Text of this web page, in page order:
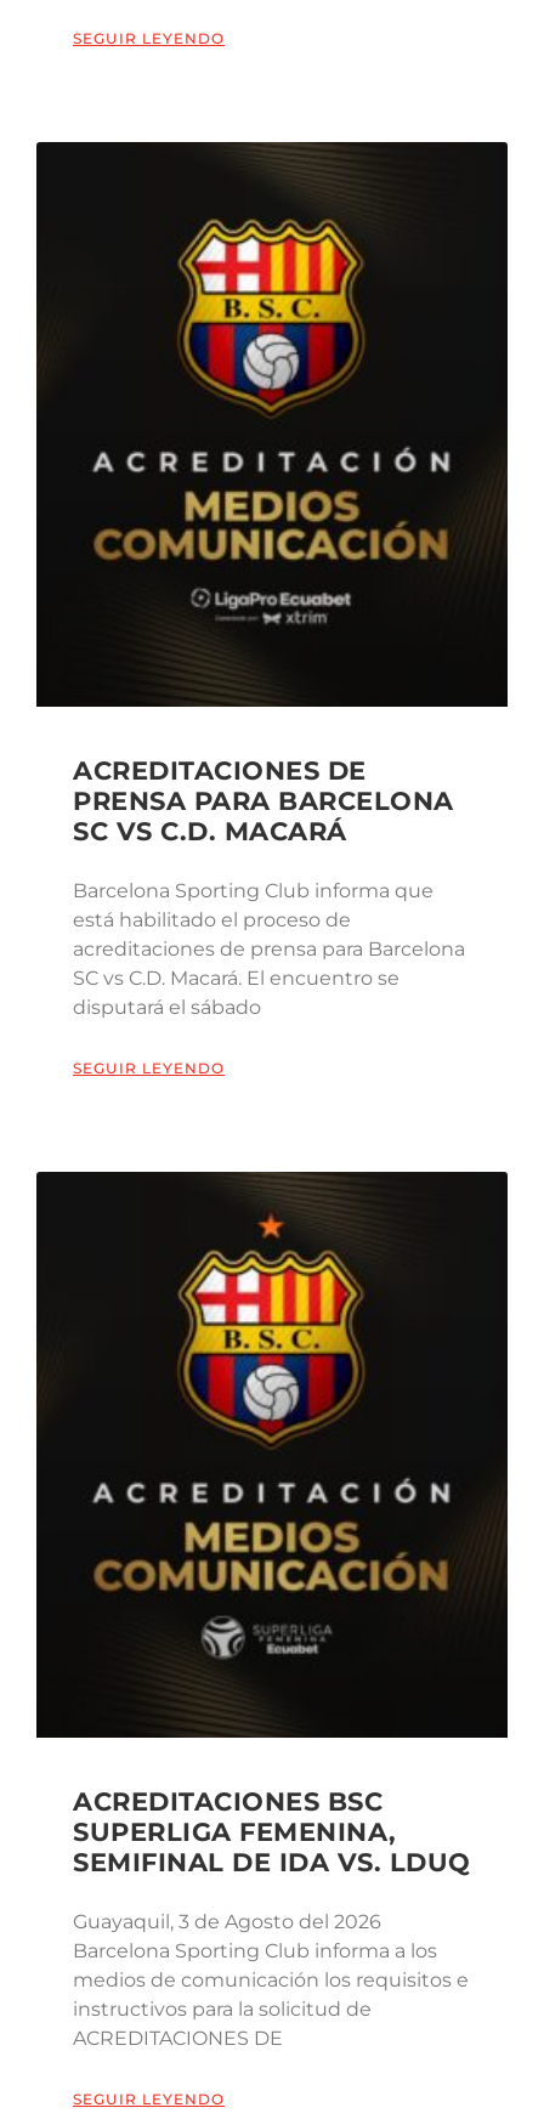
SEGUIR LEYENDO
ACREDITACIONES DE
PRENSA PARA BARCELONA
SC VS C.D. MACARÁ
Barcelona Sporting Club informa que
está habilitado el proceso de
acreditaciones de prensa para Barcelona
SC vs C.D. Macará. El encuentro se
disputará el sábado
SEGUIR LEYENDO
ACREDITACIONES BSC
SUPERLIGA FEMENINA,
SEMIFINAL DE IDA VS. LDUQ
Guayaquil, 3 de Agosto del 2026
Barcelona Sporting Club informa a los
medios de comunicación los requisitos e
instructivos para la solicitud de
ACREDITACIONES DE
SEGUIR LEYENDO